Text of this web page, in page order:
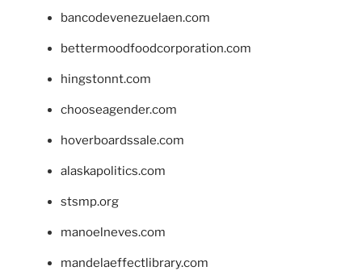
bancodevenezuelaen.com
bettermoodfoodcorporation.com
hingstonnt.com
chooseagender.com
hoverboardssale.com
alaskapolitics.com
stsmp.org
manoelneves.com
mandelaeffectlibrary.com